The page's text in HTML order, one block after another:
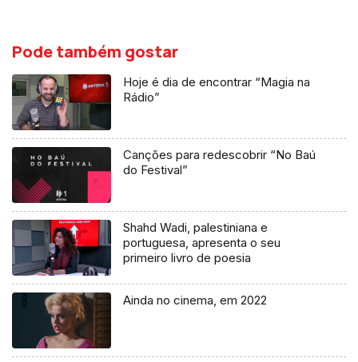
Pode também gostar
Hoje é dia de encontrar “Magia na
Rádio”
Canções para redescobrir “No Baú
do Festival”
Shahd Wadi, palestiniana e
portuguesa, apresenta o seu
primeiro livro de poesia
Ainda no cinema, em 2022